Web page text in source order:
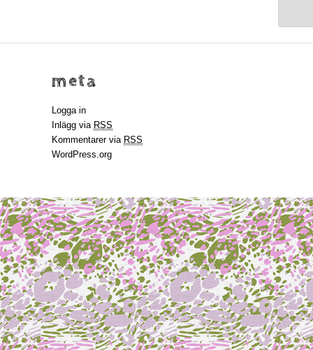
meta
Logga in
Inlägg via RSS
Kommentarer via RSS
WordPress.org